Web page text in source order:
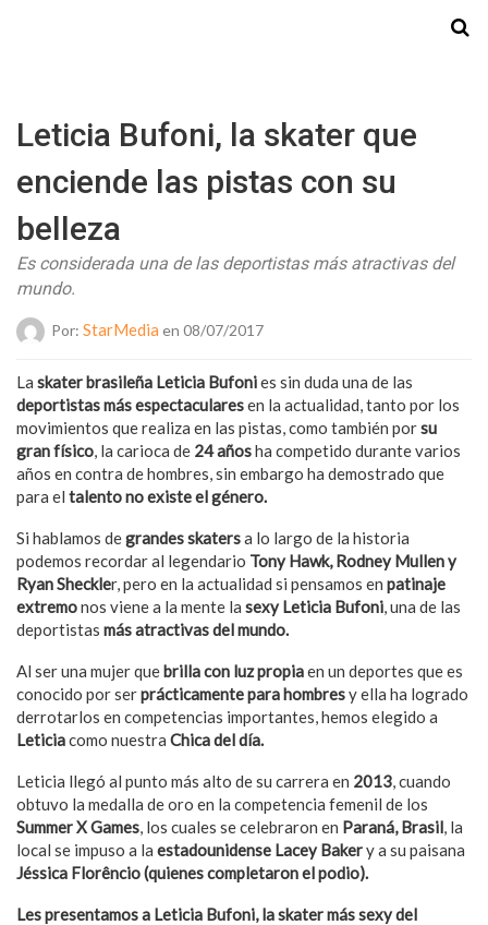
Leticia Bufoni, la skater que
enciende las pistas con su
belleza
Es considerada una de las deportistas más atractivas del
mundo.
Por: StarMedia en 08/07/2017
La skater brasileña Leticia Bufonies sin duda una de las
deportistas más espectacularesen la actualidad, tanto por los
movimientos que realiza en las pistas, como también porsu
gran físico, la carioca de 24 añosha competido durante varios
años en contra de hombres, sin embargo ha demostrado que
para el talento no existe el género.
Si hablamos degrandes skatersa lo largo de la historia
podemos recordar al legendario Tony Hawk, Rodney Mullen y
Ryan Sheckler, pero en la actualidad si pensamos en patinaje
extremonos viene a la mente la sexy Leticia Bufoni, una de las
deportistas más atractivas del mundo.
Al ser una mujer quebrilla con luz propiaen un deportes que es
conocido por serprácticamente para hombresy ella ha logrado
derrotarlos en competencias importantes, hemos elegido a
Leticiacomo nuestra Chica del día.
Leticia llegó al punto más alto de su carrera en 2013, cuando
obtuvo la medalla de oro en la competencia femenil de los
Summer X Games, los cuales se celebraron en Paraná, Brasil, la
local se impuso a la estadounidense Lacey Bakery a su paisana
Jéssica Florêncio (quienes completaron el podio).
Les presentamos a Leticia Bufoni, la skater más sexy del